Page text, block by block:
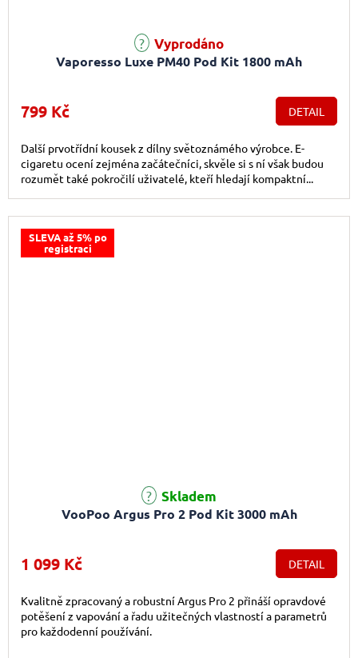
Vaporesso Luxe PM40 Pod Kit 1800 mAh
Průměrné hodnocení produktu je 5,0 z 5 hvězdiček.
Vyprodáno
799 Kč DETAIL
Další prvotřídní kousek z dílny světoznámého výrobce. E-
cigaretu ocení zejména začátečníci, skvěle si s ní však budou
rozumět také pokročilí uživatelé, kteří hledají kompaktní...
SLEVA až 5% po
registraci
VooPoo Argus Pro 2 Pod Kit 3000 mAh
Skladem
1 099 Kč DETAIL
Kvalitně zpracovaný a robustní Argus Pro 2 přináší opravdové
potěšení z vapování a řadu užitečných vlastností a parametrů
pro každodenní používání.